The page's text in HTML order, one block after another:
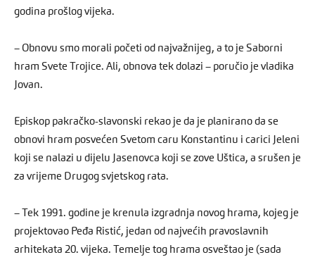
godina prošlog vijeka.
– Obnovu smo morali početi od najvažnijeg, a to je Saborni
hram Svete Trojice. Ali, obnova tek dolazi – poručio je vladika
Jovan.
Episkop pakračko-slavonski rekao je da je planirano da se
obnovi hram posvećen Svetom caru Konstantinu i carici Jeleni
koji se nalazi u dijelu Jasenovca koji se zove Uštica, a srušen je
za vrijeme Drugog svjetskog rata.
– Tek 1991. godine je krenula izgradnja novog hrama, kojeg je
projektovao Peđa Ristić, jedan od najvećih pravoslavnih
arhitekata 20. vijeka. Temelje tog hrama osveštao je (sada